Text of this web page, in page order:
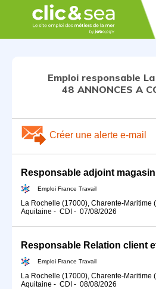
Emploi responsable
48 ANNONCES A
Créer une alerte e-mail
Responsable adjoint
Emploi France Travail
La Rochelle (17000), Charente-Maritime
Aquitaine - CDI - 07/08/2026
Emploi France Travail
La Rochelle (17000), Charente-Maritime
Aquitaine - CDI - 08/08/2026